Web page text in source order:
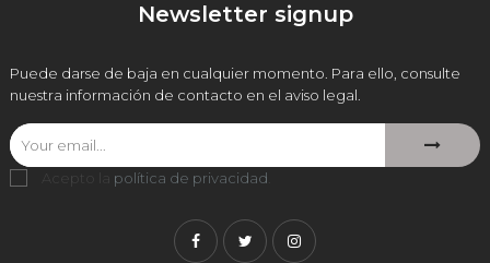
Newsletter signup
Puede darse de baja en cualquier momento. Para ello, consulte
nuestra información de contacto en el aviso legal.
Acepto la política de privacidad
FacebookTwitterInstagram